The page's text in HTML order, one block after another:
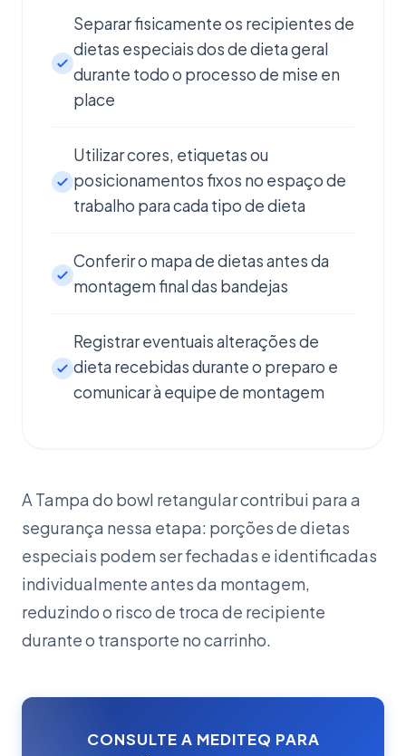
Separar fisicamente os recipientes de
dietas especiais dos de dieta geral
durante todo o processo de mise en
place
Utilizar cores, etiquetas ou
posicionamentos fixos no espaço de
trabalho para cada tipo de dieta
Conferir o mapa de dietas antes da
montagem final das bandejas
Registrar eventuais alterações de
dieta recebidas durante o preparo e
comunicar à equipe de montagem
A Tampa do bowl retangular contribui para a
segurança nessa etapa: porções de dietas
especiais podem ser fechadas e identificadas
individualmente antes da montagem,
reduzindo o risco de troca de recipiente
durante o transporte no carrinho.
CONSULTE A MEDITEQ PARA